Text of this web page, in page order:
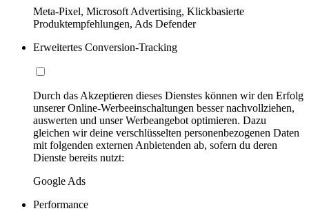
Meta-Pixel, Microsoft Advertising, Klickbasierte
Produktempfehlungen, Ads Defender
Erweitertes Conversion-Tracking
Durch das Akzeptieren dieses Dienstes können wir den Erfolg
unserer Online-Werbeeinschaltungen besser nachvollziehen,
auswerten und unser Werbeangebot optimieren. Dazu
gleichen wir deine verschlüsselten personenbezogenen Daten
mit folgenden externen Anbietenden ab, sofern du deren
Dienste bereits nutzt:
Google Ads
Performance